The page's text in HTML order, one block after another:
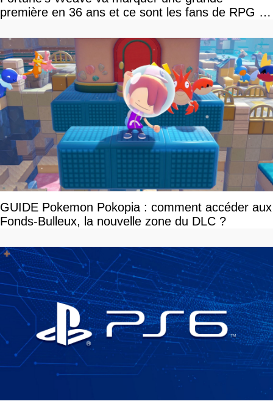
première en 36 ans et ce sont les fans de RPG en
GUIDE Pokemon Pokopia : comment accéder aux
Fonds-Bulleux, la nouvelle zone du DLC ?